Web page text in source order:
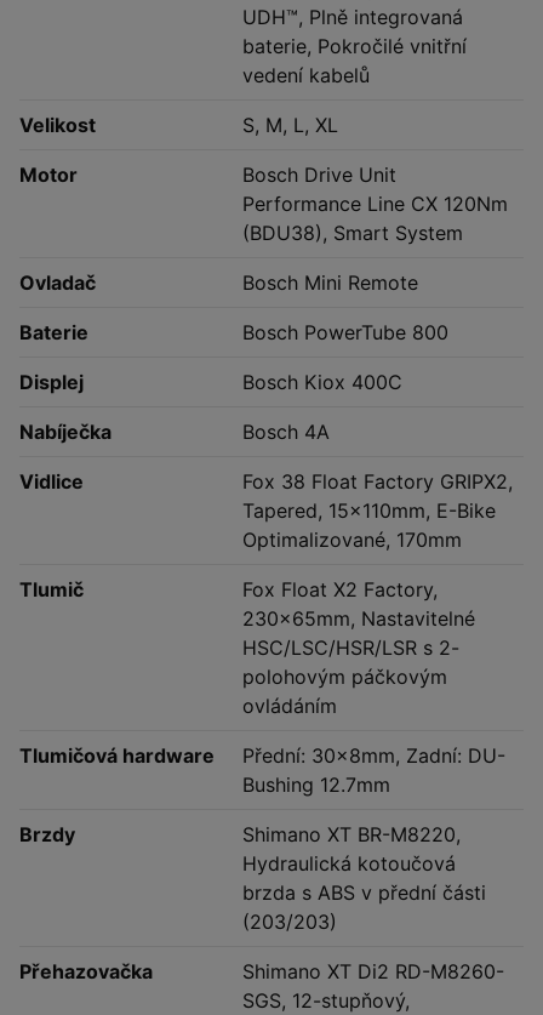
UDH™, Plně integrovaná
baterie, Pokročilé vnitřní
vedení kabelů
Velikost S, M, L, XL
Motor
Bosch Drive Unit
Performance Line CX 120Nm
(BDU38), Smart System
Ovladač Bosch Mini Remote
Baterie Bosch PowerTube 800
Displej Bosch Kiox 400C
Nabíječka Bosch 4A
Vidlice
Fox 38 Float Factory GRIPX2,
Tapered, 15x110mm, E-Bike
Optimalizované, 170mm
Tlumič
Fox Float X2 Factory,
230x65mm, Nastavitelné
HSC/LSC/HSR/LSR s 2-
polohovým páčkovým
ovládáním
Tlumičová hardware
Přední: 30x8mm, Zadní: DU-
Bushing 12.7mm
Brzdy
Shimano XT BR-M8220,
Hydraulická kotoučová
brzda s ABS v přední části
(203/203)
Přehazovačka
Shimano XT Di2 RD-M8260-
SGS, 12-stupňový,